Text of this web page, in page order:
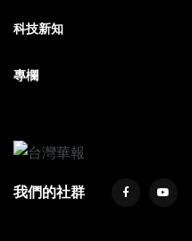
科技新知
專欄
我們的社群